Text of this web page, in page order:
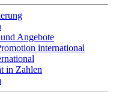
Angebote
international
in Zahlen